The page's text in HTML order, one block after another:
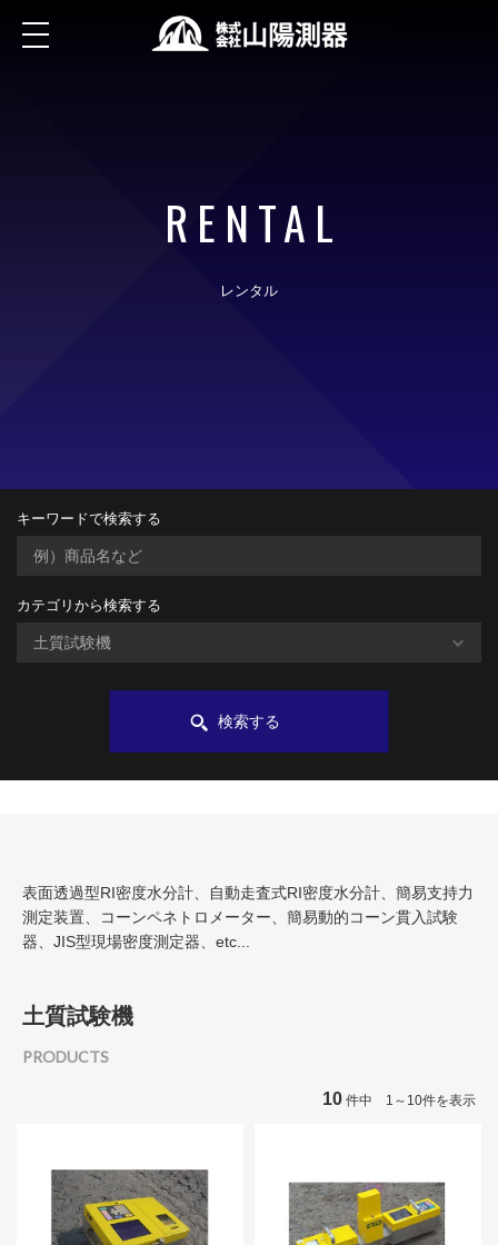
RENTAL
レンタル
キーワードで検索する
カテゴリから検索する
検索する
表面透過型RI密度水分計、自動走査式RI密度水分計、簡易支持力
測定装置、コーンペネトロメーター、簡易動的コーン貫入試験
器、JIS型現場密度測定器、etc...
土質試験機
PRODUCTS
10 件中 1～10件を表示